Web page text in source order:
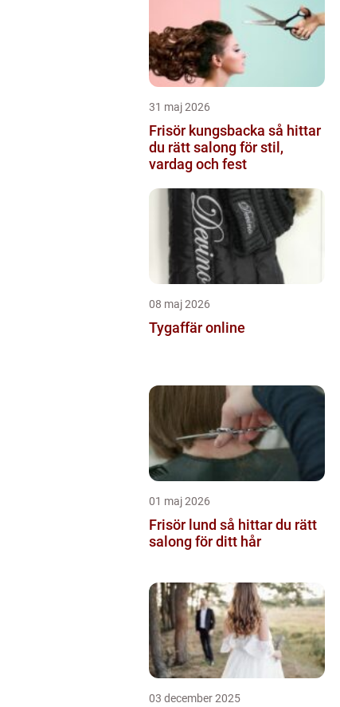
31 maj 2026
Frisör kungsbacka så hittar
du rätt salong för stil,
vardag och fest
08 maj 2026
Tygaffär online
01 maj 2026
Frisör lund så hittar du rätt
salong för ditt hår
03 december 2025